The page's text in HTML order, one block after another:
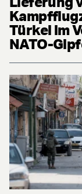
Türkei im
NATO-